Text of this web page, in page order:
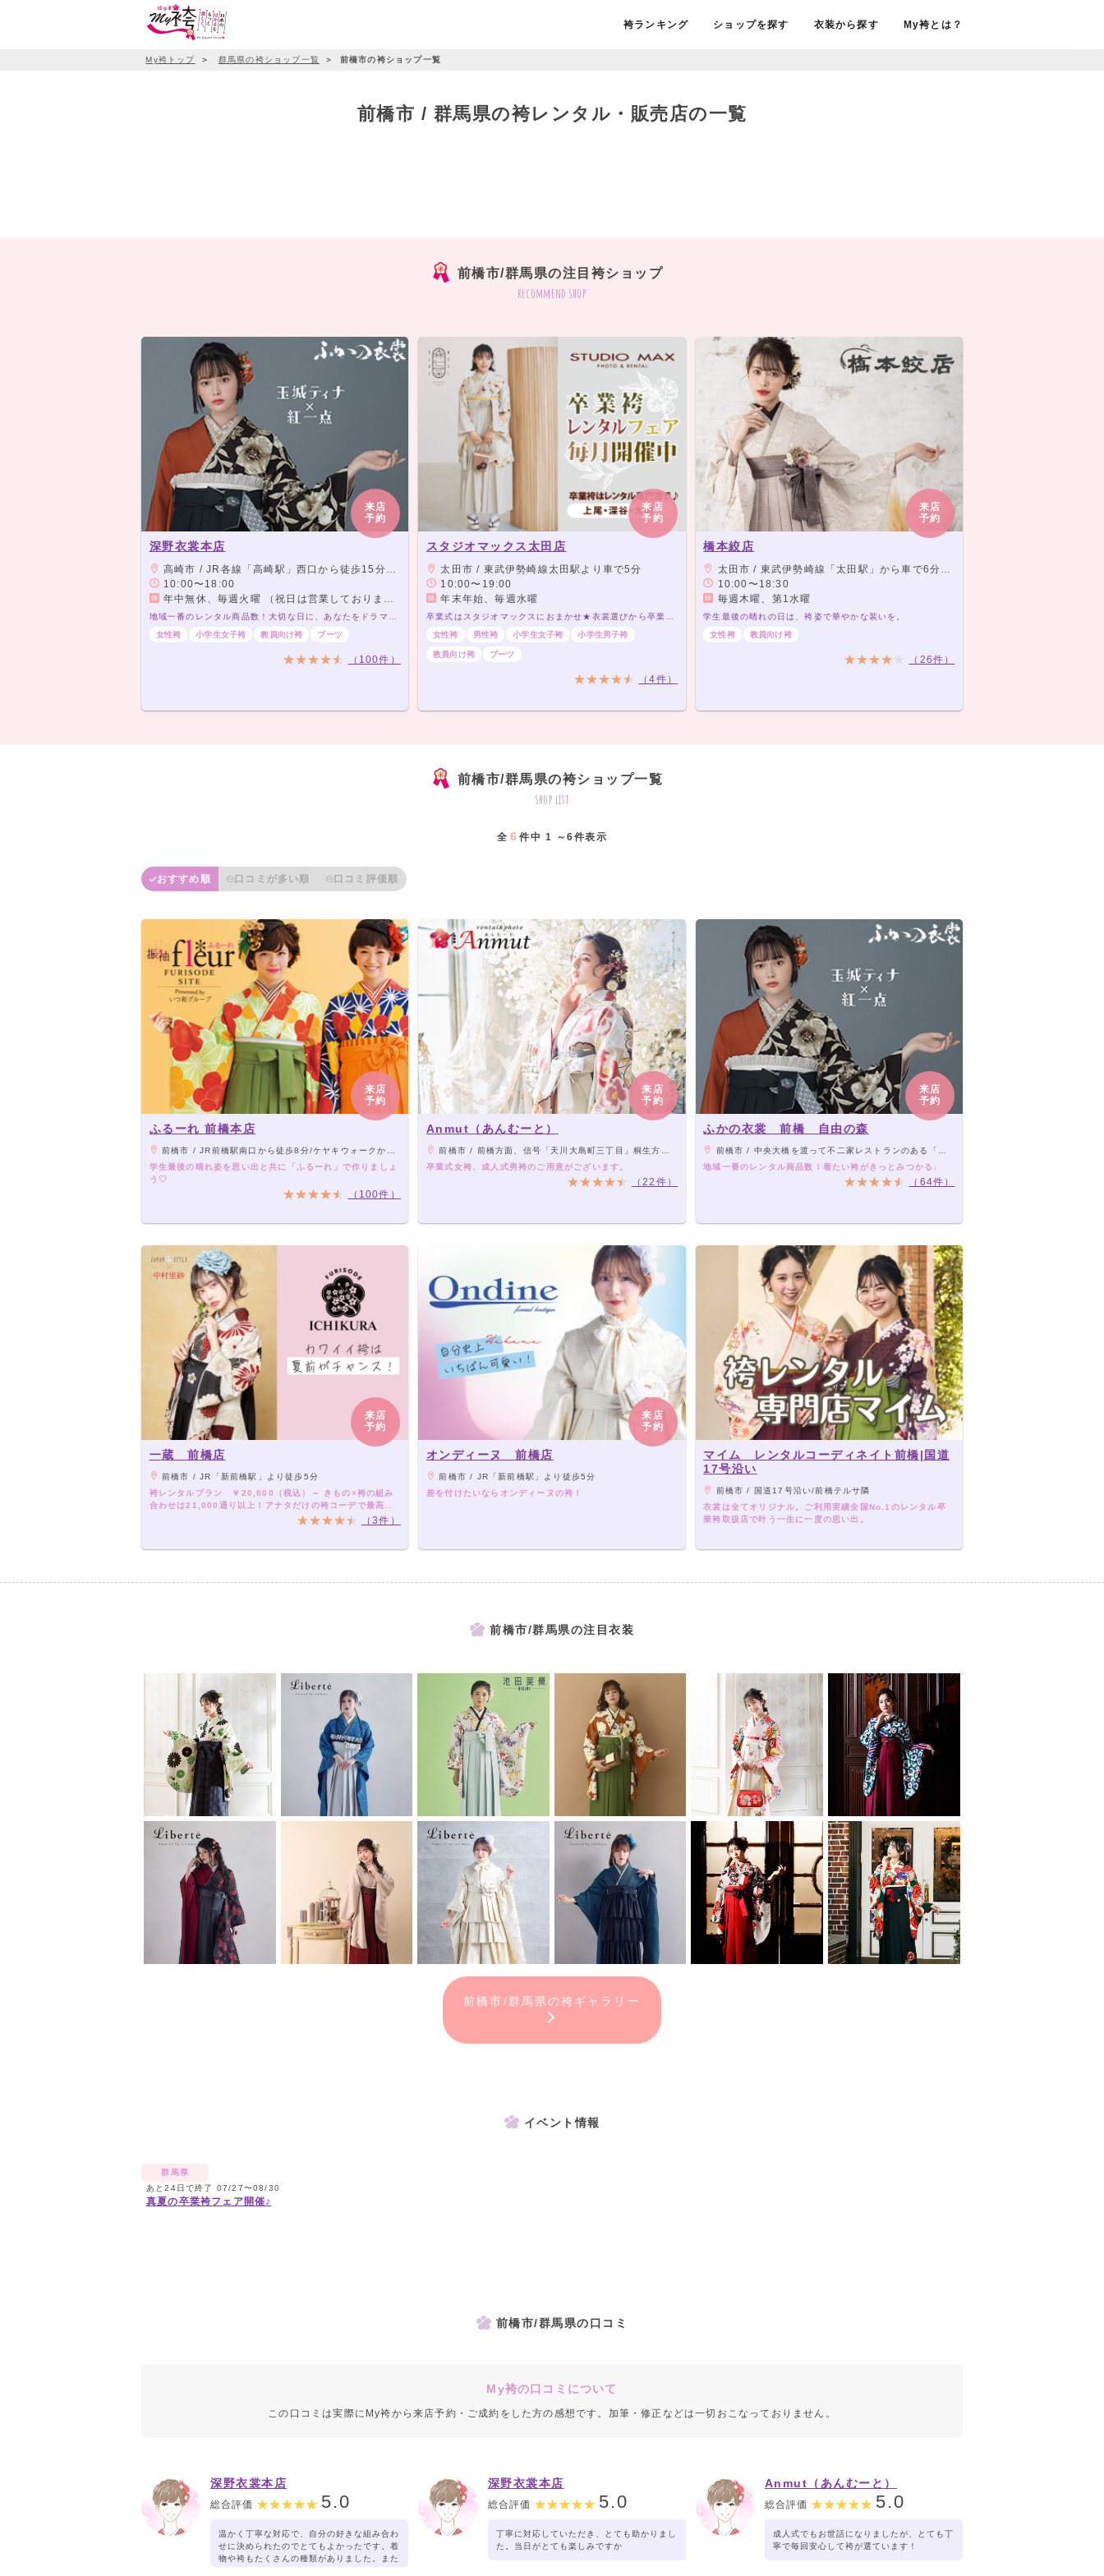
袴ランキング ショップを探す 衣装から探す My袴とは？
My袴トップ ＞ 群馬県の袴ショップ一覧 ＞ 前橋市の袴ショップ一覧
前橋市 / 群馬県の袴レンタル・販売店の一覧
前橋市/群馬県の注目袴ショップ
recommend shop
来店
予約
深野衣裳本店
高崎市 / JR各線「高崎駅」西口から徒歩15分（1.3km）
10:00〜18:00
年中無休、毎週火曜 （祝日は営業しております）
女性袴
小学生女子袴 教員向け袴 ブーツ
（100件）
来店
予約
スタジオマックス太田店
太田市 / 東武伊勢崎線太田駅より車で5分
10:00〜19:00
年末年始、毎週水曜
女性袴
男性袴 小学生女子袴 小学生男子袴
教員向け袴 ブーツ
（4件）
来店
予約
橋本絞店
太田市 / 東武伊勢崎線「太田駅」から車で6分、東武小泉線「竜舞駅」から車で3分
10:00〜18:30
毎週木曜、第1水曜
学生最後の晴れの日は、袴姿で華やかな装いを。
女性袴
教員向け袴
（26件）
前橋市/群馬県の袴ショップ一覧
shop list
全 6 件中 1 ～6件表示
おすすめ順 口コミが多い順 口コミ評価順
来店
予約
ふるーれ 前橋本店
前橋市 / JR前橋駅南口から徒歩8分/ケヤキウォークから徒歩3分
学生最後の晴れ姿を思い出と共に「ふるーれ」で作りましょ
う♡
（100件）
来店
予約
Anmut（あんむーと）
前橋市 / 前橋方面、信号「天川大島町三丁目」桐生方面、信号「西片貝町東」より次の信号を南に直進
卒業式女袴、成人式男袴のご用意がございます。
（22件）
来店
予約
ふかの衣裳 前橋 自由の森
前橋市 / 中央大橋を渡って不二家レストランのある「大渡町」の交差点を右折。600mほどです。 大渡橋からは300mほど。橋を渡って最初の三叉路を左折してください。
地域一番のレンタル商品数！着たい袴がきっとみつかる♩
（64件）
来店
予約
一蔵 前橋店
前橋市 / JR「新前橋駅」より徒歩5分
袴レンタルプラン ￥20,000（税込）～ きもの×袴の組み
合わせは21,000通り以上！アナタだけの袴コーデで最高の
（3件）
来店
予約
オンディーヌ 前橋店
前橋市 / JR「新前橋駅」より徒歩5分
差を付けたいならオンディーヌの袴！
マイム レンタルコーディネイト前橋|国道
17号沿い
前橋市 / 国道17号沿い/前橋テルサ隣
衣裳は全てオリジナル。ご利用実績全国No.1のレンタル卒
業袴取扱店で叶う一生に一度の思い出。
前橋市/群馬県の注目衣装
前橋市/群馬県の袴ギャラリー
イベント情報
群馬県
あと24日で終了 07/27〜08/30
真夏の卒業袴フェア開催♪
前橋市/群馬県の口コミ
My袴の口コミについて
この口コミは実際にMy袴から来店予約・ご成約をした方の感想です。加筆・修正などは一切おこなっておりません。
深野衣裳本店
総合評価 5.0
温かく丁寧な対応で、自分の好きな組み合わ
せに決められたのでとてもよかったです。着
物や袴もたくさんの種類がありました。また
深野衣裳本店
総合評価 5.0
丁寧に対応していただき、とても助かりまし
た。当日がとても楽しみですか
Anmut（あんむーと）
総合評価 5.0
成人式でもお世話になりましたが、とても丁
寧で毎回安心して袴が選ています！